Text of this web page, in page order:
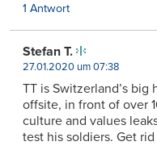
1 Antwort
Stefan T.
27.01.2020 um 07:38
TT is Switzerland’s
offsite, in front of over
culture and values
test his soldiers. Get